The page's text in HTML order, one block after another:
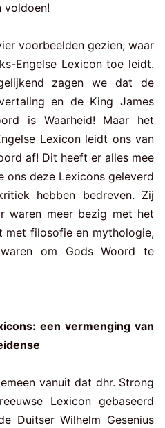
voldoen!
voorbeelden gezien, waar
Engelse Lexicon toe leidt.
zagen we dat de
en de King James
is Waarheid! Maar het
Lexicon leidt ons van
af! Dit heeft er alles mee
ons deze Lexicons geleverd
hebben bedreven. Zij
waren meer bezig met het
met filosofie en mythologie,
om Gods Woord te
een vermenging van
vanuit dat dhr. Strong
Lexicon gebaseerd
Duitser Wilhelm Gesenius